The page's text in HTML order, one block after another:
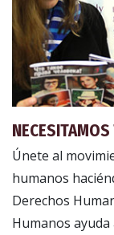
Únete al
humanos
Derechos
Humanos